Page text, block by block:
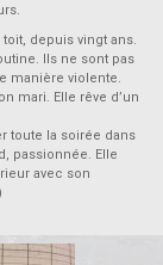
depuis vingt ans.
Ils ne sont pas
manière violente.
mari. Elle rêve d’un
toute la soirée dans
passionnée. Elle
avec son